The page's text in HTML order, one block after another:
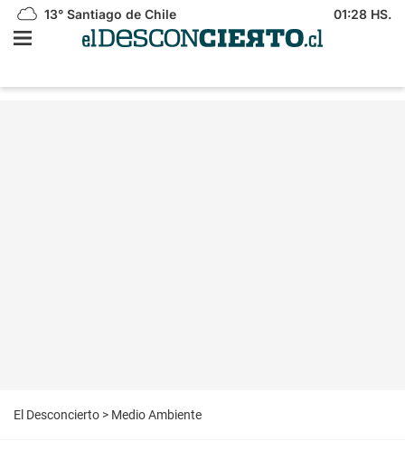
13° Santiago de Chile 01:28 HS.
El Desconcierto > Medio Ambiente